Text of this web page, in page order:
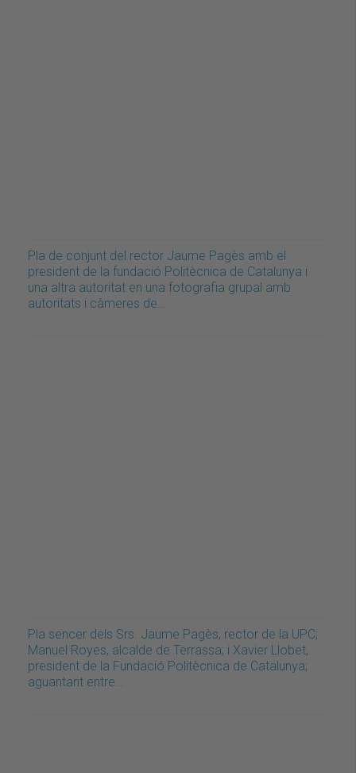
Pla de conjunt del rector Jaume Pagès amb el
president de la fundació Politècnica de Catalunya i
una altra autoritat en una fotografia grupal amb
autoritats i càmeres de…
Pla sencer dels Srs. Jaume Pagès, rector de la UPC;
Manuel Royes, alcalde de Terrassa; i Xavier Llobet,
president de la Fundació Politècnica de Catalunya;
aguantant entre…